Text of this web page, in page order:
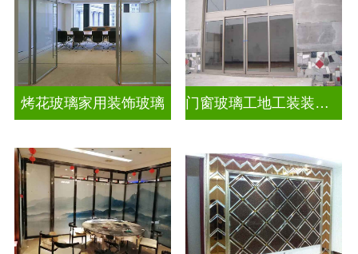
烤花玻璃家用装饰玻璃 门窗玻璃工地工装装饰玻璃